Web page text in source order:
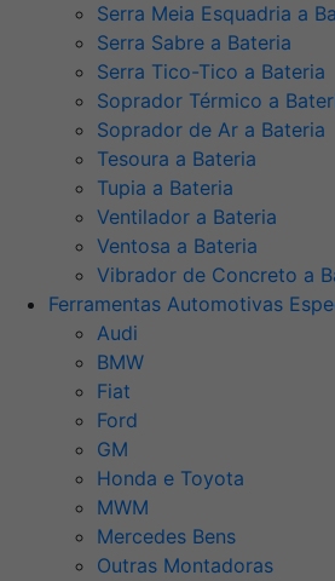
Serra Meia Esquadria a
Serra Sabre a Bateria
Serra Tico-Tico a Bateria
Soprador Térmico a
Soprador de Ar a Bateria
Tesoura a Bateria
Tupia a Bateria
Ventilador a Bateria
Ventosa a Bateria
Vibrador de Concreto a
Ferramentas Automotivas
Audi
BMW
Fiat
Ford
GM
Honda e Toyota
MWM
Mercedes Bens
Outras Montadoras